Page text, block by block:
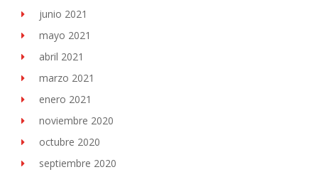
junio 2021
mayo 2021
abril 2021
marzo 2021
enero 2021
noviembre 2020
octubre 2020
septiembre 2020